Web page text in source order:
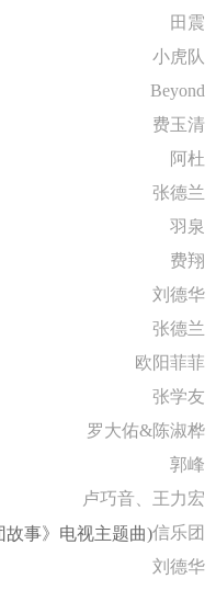
田震
小虎队
Beyond
费玉清
阿杜
张德兰
羽泉
费翔
刘德华
张德兰
欧阳菲菲
张学友
罗大佑&陈淑桦
郭峰
卢巧音、王力宏
故事》电视主题曲)信乐团
刘德华